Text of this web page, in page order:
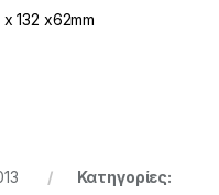
132 x62mm
Κατηγορίες: